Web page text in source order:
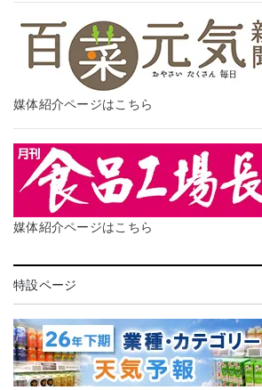
媒体紹介ページはこちら
媒体紹介ページはこちら
特設ページ